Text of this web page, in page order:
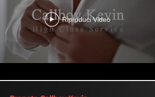
Riproduci Video